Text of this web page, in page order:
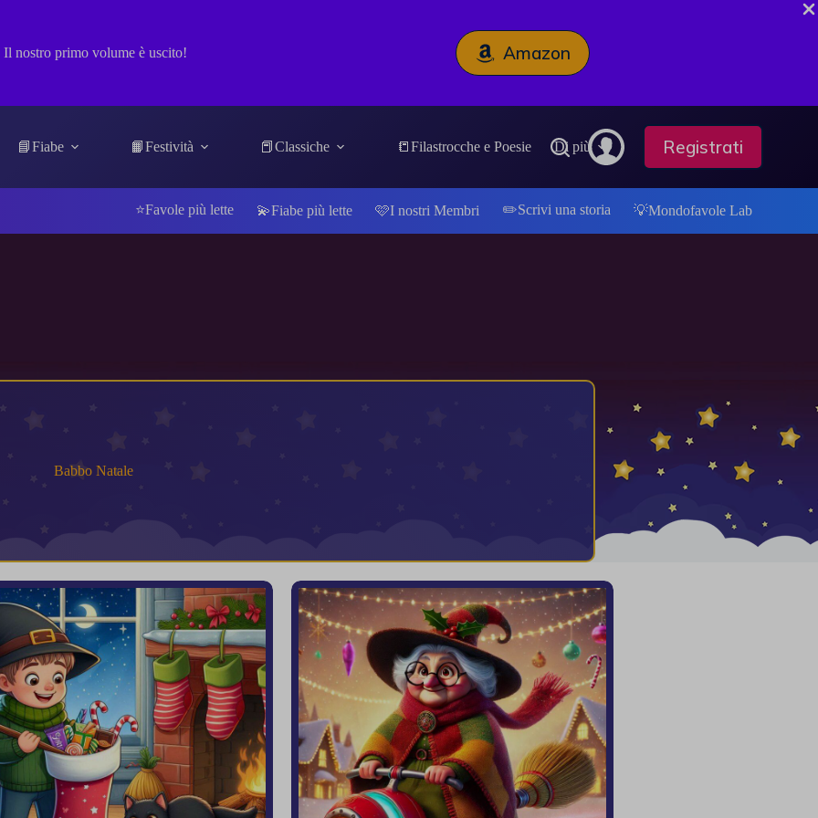
Il nostro primo volume è uscito! Amazon
📘Fiabe 📙Festività 📕Classiche 📒Filastrocche e Poesie Di più Registrati
⭐Favole più lette 💫Fiabe più lette 🩷I nostri Membri ✏️Scrivi una storia 💡Mondofavole Lab
Babbo Natale